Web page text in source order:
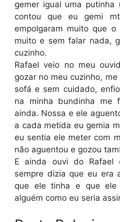
gemer igual uma putinha
contou que eu gemi
empolgaram muito que o
muito e sem falar nada,
cuzinho.
Rafael veio no meu
gozar no meu cuzinho,
sofá e sem cuidado,
na minha bundinha me
ainda. Nossa e ele
a cada metida eu gemia
eu sentia ele meter com
não aguentou e gozou
E ainda ouvi do Rafael
sempre dizia que eu era
que ele tinha e que ele
alguém como eu seria